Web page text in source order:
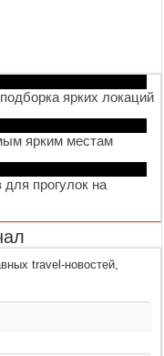
ярких локаций
ярким местам
прогулок на
travel-новостей,